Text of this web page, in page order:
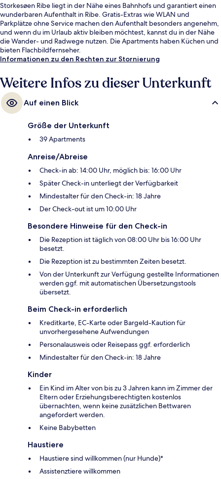
Storkesøen Ribe liegt in der Nähe eines Bahnhofs und garantiert einen
wunderbaren Aufenthalt in Ribe. Gratis-Extras wie WLAN und
Parkplätze ohne Service machen den Aufenthalt besonders angenehm,
und wenn du im Urlaub aktiv bleiben möchtest, kannst du in der Nähe
die Wander- und Radwege nutzen. Die Apartments haben Küchen und
bieten Flachbildfernseher.
Informationen zu den Rechten zur Stornierung
Weitere Infos zu dieser Unterkunft
Auf einen Blick
Größe der Unterkunft
39 Apartments
Anreise/Abreise
Check-in ab: 14:00 Uhr, möglich bis: 16:00 Uhr
Später Check-in unterliegt der Verfügbarkeit
Mindestalter für den Check-in: 18 Jahre
Der Check-out ist um 10:00 Uhr
Besondere Hinweise für den Check-in
Die Rezeption ist täglich von 08:00 Uhr bis 16:00 Uhr
besetzt.
Die Rezeption ist zu bestimmten Zeiten besetzt.
Von der Unterkunft zur Verfügung gestellte Informationen
werden ggf. mit automatischen Übersetzungstools
übersetzt.
Beim Check-in erforderlich
Kreditkarte, EC-Karte oder Bargeld-Kaution für
unvorhergesehene Aufwendungen
Personalausweis oder Reisepass ggf. erforderlich
Mindestalter für den Check-in: 18 Jahre
Kinder
Ein Kind im Alter von bis zu 3 Jahren kann im Zimmer der
Eltern oder Erziehungsberechtigten kostenlos
übernachten, wenn keine zusätzlichen Bettwaren
angefordert werden.
Keine Babybetten
Haustiere
Haustiere sind willkommen (nur Hunde)*
Assistenztiere willkommen